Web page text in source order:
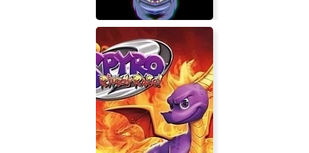
Nightwolf: Survive the Megadome